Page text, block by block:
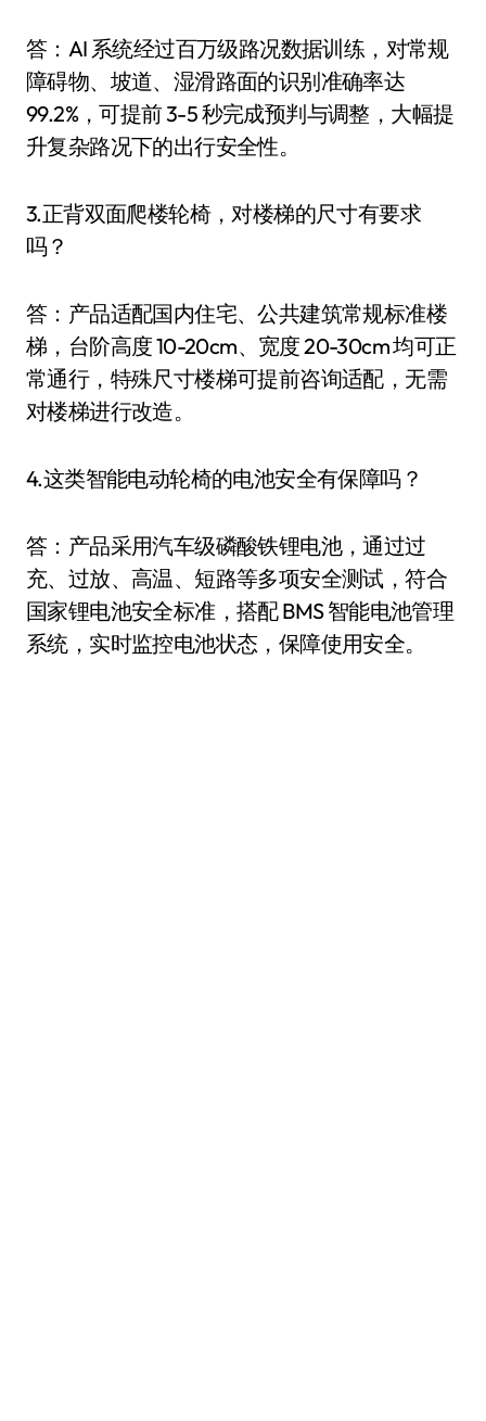
答：AI 系统经过百万级路况数据训练，对常规
障碍物、坡道、湿滑路面的识别准确率达
99.2%，可提前 3-5 秒完成预判与调整，大幅提
升复杂路况下的出行安全性。
3.正背双面爬楼轮椅，对楼梯的尺寸有要求
吗？
答：产品适配国内住宅、公共建筑常规标准楼
梯，台阶高度 10-20cm、宽度 20-30cm 均可正
常通行，特殊尺寸楼梯可提前咨询适配，无需
对楼梯进行改造。
4.这类智能电动轮椅的电池安全有保障吗？
答：产品采用汽车级磷酸铁锂电池，通过过
充、过放、高温、短路等多项安全测试，符合
国家锂电池安全标准，搭配 BMS 智能电池管理
系统，实时监控电池状态，保障使用安全。